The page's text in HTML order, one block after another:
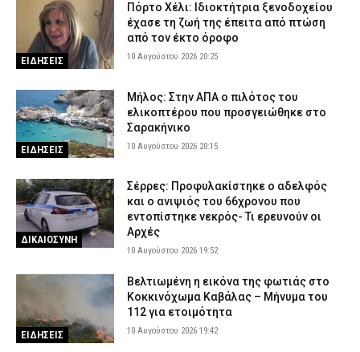
ΕΙΔΗΣΕΙΣ
Πόρτο Χέλι: Ιδιοκτήτρια ξενοδοχείου
έχασε τη ζωή της έπειτα από πτώση
από τον έκτο όροφο
10 Αυγούστου 2026 20:25
ΕΙΔΗΣΕΙΣ
Μήλος: Στην ΑΠΑ ο πιλότος του
ελικοπτέρου που προσγειώθηκε στο
Σαρακήνικο
10 Αυγούστου 2026 20:15
ΔΙΚΑΙΟΣΥΝΗ
Σέρρες: Προφυλακίστηκε ο αδελφός
και ο ανιψιός του 66χρονου που
εντοπίστηκε νεκρός- Τι ερευνούν οι
Αρχές
10 Αυγούστου 2026 19:52
ΕΙΔΗΣΕΙΣ
Βελτιωμένη η εικόνα της φωτιάς στο
Κοκκινόχωμα Καβάλας – Μήνυμα του
112 για ετοιμότητα
10 Αυγούστου 2026 19:42